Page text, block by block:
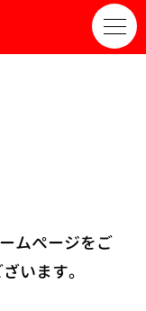
ムぺージをご
います。